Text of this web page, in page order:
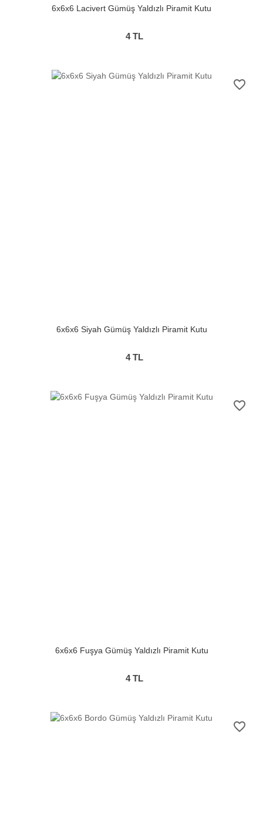
6x6x6 Lacivert Gümüş Yaldızlı Piramit Kutu
4TL
favorite_border
6x6x6 Siyah Gümüş Yaldızlı Piramit Kutu
4TL
favorite_border
6x6x6 Fuşya Gümüş Yaldızlı Piramit Kutu
4TL
favorite_border